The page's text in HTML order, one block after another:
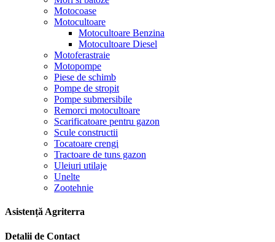
Motocoase
Motocultoare
Motocultoare Benzina
Motocultoare Diesel
Motoferastraie
Motopompe
Piese de schimb
Pompe de stropit
Pompe submersibile
Remorci motocultoare
Scarificatoare pentru gazon
Scule constructii
Tocatoare crengi
Tractoare de tuns gazon
Uleiuri utilaje
Unelte
Zootehnie
Asistență Agriterra
Detalii de Contact